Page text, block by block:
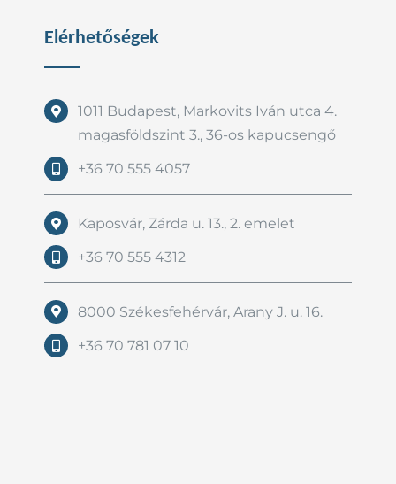
Elérhetőségek
1011 Budapest, Markovits Iván utca 4.
magasföldszint 3., 36-os kapucsengő
+36 70 555 4057
Kaposvár, Zárda u. 13., 2. emelet
+36 70 555 4312
8000 Székesfehérvár, Arany J. u. 16.
+36 70 781 07 10